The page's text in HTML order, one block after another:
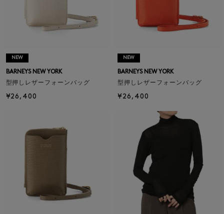
NEW
BARNEYS NEW YORK
型押しレザーフォーンバッグ
¥26,400
NEW
BARNEYS NEW YORK
型押しレザーフォーンバッグ
¥26,400